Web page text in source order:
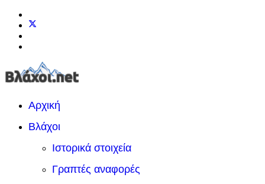
Αρχική
Βλάχοι
Ιστορικά στοιχεία
Γραπτές αναφορές